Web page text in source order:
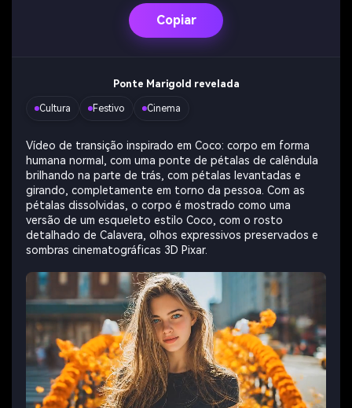
Copiar
Ponte Marigold revelada
Cultura Festivo Cinema
Vídeo de transição inspirado em Coco: corpo em forma
humana normal, com uma ponte de pétalas de calêndula
brilhando na parte de trás, com pétalas levantadas e
girando, completamente em torno da pessoa. Com as
pétalas dissolvidas, o corpo é mostrado como uma
versão de um esqueleto estilo Coco, com o rosto
detalhado de Calavera, olhos expressivos preservados e
sombras cinematográficas 3D Pixar.